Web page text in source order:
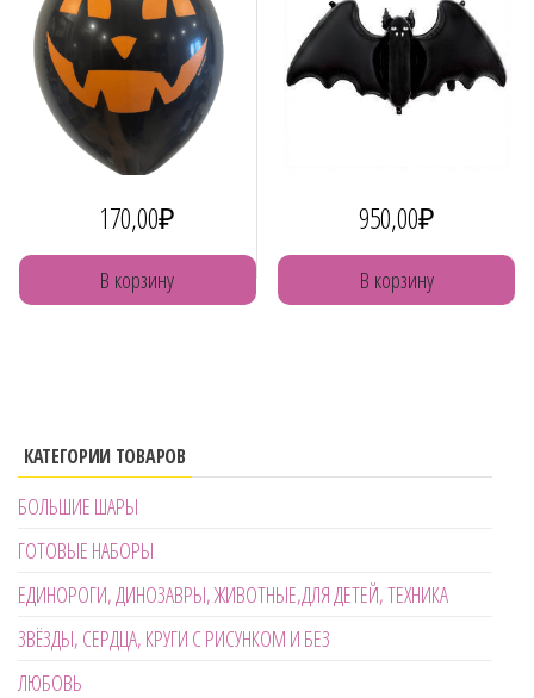
170,00₽
В корзину
950,00₽
В корзину
КАТЕГОРИИ ТОВАРОВ
БОЛЬШИЕ ШАРЫ
ГОТОВЫЕ НАБОРЫ
ЕДИНОРОГИ, ДИНОЗАВРЫ, ЖИВОТНЫЕ,ДЛЯ ДЕТЕЙ, ТЕХНИКА
ЗВЁЗДЫ, СЕРДЦА, КРУГИ С РИСУНКОМ И БЕЗ
ЛЮБОВЬ